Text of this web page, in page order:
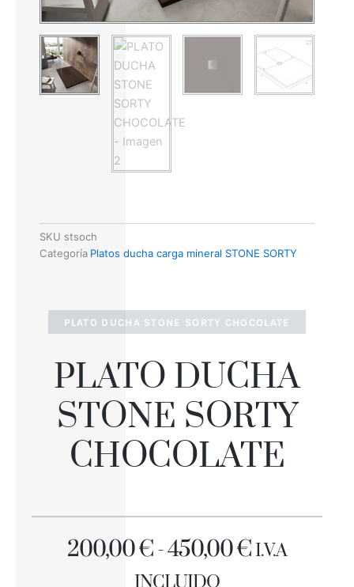
SKU stsoch
Categoría Platos ducha carga mineral STONE SORTY
PLATO DUCHA STONE SORTY CHOCOLATE
PLATO DUCHA
STONE SORTY
CHOCOLATE
200,00€-450,00€RANGO
I.V.A